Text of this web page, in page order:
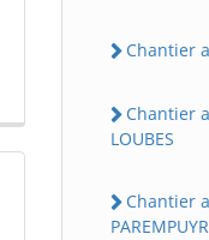
Chantier
Chantier
LOUBES
Chantier